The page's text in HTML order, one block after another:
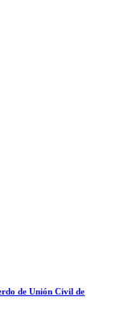
de Unión Civil de